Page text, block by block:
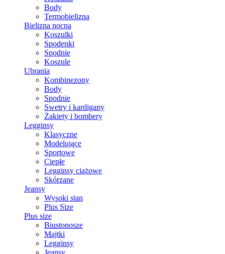
Body
Termobielizna
Bielizna nocna
Koszulki
Spodenki
Spodnie
Koszule
Ubrania
Kombinezony
Body
Spodnie
Swetry i kardigany
Żakiety i bombery
Legginsy
Klasyczne
Modelujące
Sportowe
Ciepłe
Legginsy ciążowe
Skórzane
Jeansy
Wysoki stan
Plus Size
Plus size
Biustonosze
Majtki
Legginsy
Jeansy